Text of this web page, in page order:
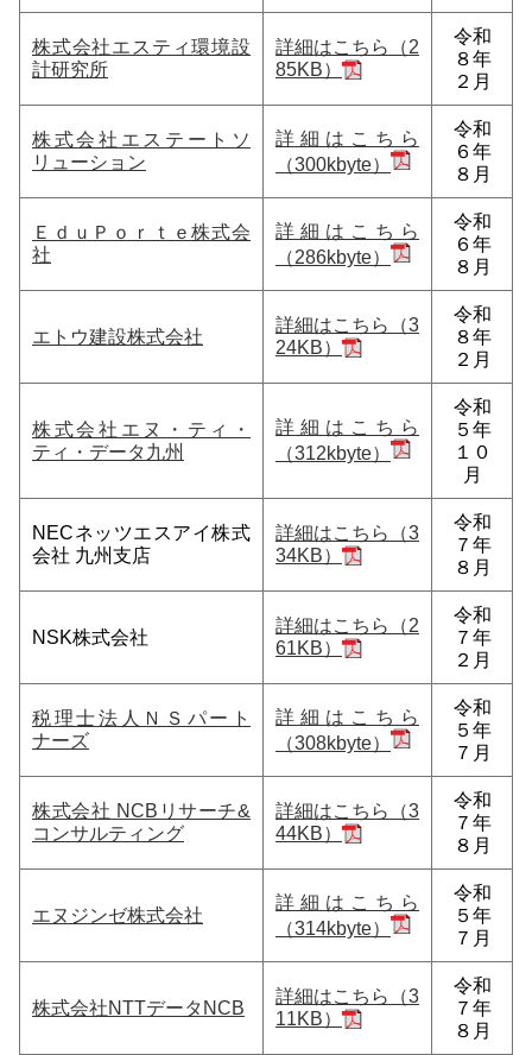
株式会社エスティ環境設
計研究所
詳細はこちら（2
85KB）
令和
８年
２月
株式会社エステートソ
リューション
詳細はこちら
（300kbyte）
令和
６年
８月
ＥｄｕＰｏｒｔｅ株式会
社
詳細はこちら
（286kbyte）
令和
６年
８月
エトウ建設株式会社
詳細はこちら（3
24KB）
令和
８年
２月
株式会社エヌ・ティ・
ティ・データ九州
詳細はこちら
（312kbyte）
令和
５年
１０
月
NECネッツエスアイ株式
会社 九州支店
詳細はこちら（3
34KB）
令和
７年
８月
NSK株式会社
詳細はこちら（2
61KB）
令和
７年
２月
税理士法人ＮＳパート
ナーズ
詳細はこちら
（308kbyte）
令和
５年
７月
株式会社 NCBリサーチ&
コンサルティング
詳細はこちら（3
44KB）
令和
７年
８月
エヌジンゼ株式会社
詳細はこちら
（314kbyte）
令和
５年
７月
株式会社NTTデータNCB
詳細はこちら（3
11KB）
令和
７年
８月